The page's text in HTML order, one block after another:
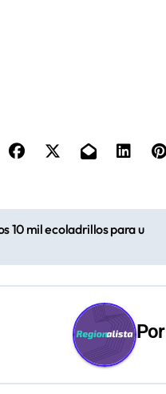
10 mil ecoladrillos para u
Por